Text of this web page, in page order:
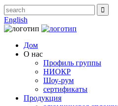
English
Дом
О нас
Профиль группы
НИОКР
Шоу-рум
сертификаты
Продукция